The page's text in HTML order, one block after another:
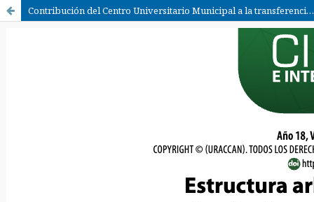
Contribución del Centro Universitario Municipal a la transferencia de tecnologías agropecuarias en un municipio de Cuba